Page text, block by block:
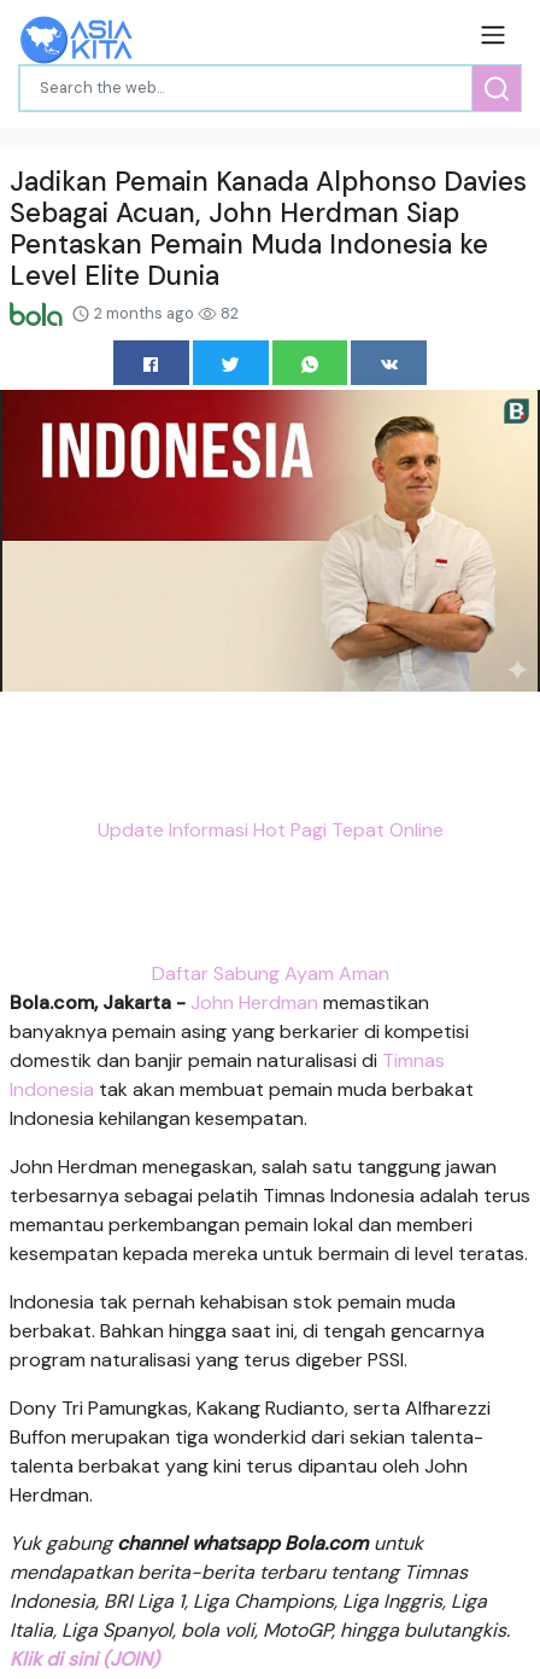
Jadikan Pemain Kanada Alphonso Davies
Sebagai Acuan, John Herdman Siap
Pentaskan Pemain Muda Indonesia ke
Level Elite Dunia
2 months ago 82
Update Informasi Hot Pagi Tepat Online
Daftar Sabung Ayam Aman
Bola.com, Jakarta - John Herdman memastikan
banyaknya pemain asing yang berkarier di kompetisi
domestik dan banjir pemain naturalisasi di Timnas
Indonesia tak akan membuat pemain muda berbakat
Indonesia kehilangan kesempatan.
John Herdman menegaskan, salah satu tanggung jawan
terbesarnya sebagai pelatih Timnas Indonesia adalah terus
memantau perkembangan pemain lokal dan memberi
kesempatan kepada mereka untuk bermain di level teratas.
Indonesia tak pernah kehabisan stok pemain muda
berbakat. Bahkan hingga saat ini, di tengah gencarnya
program naturalisasi yang terus digeber PSSI.
Dony Tri Pamungkas, Kakang Rudianto, serta Alfharezzi
Buffon merupakan tiga wonderkid dari sekian talenta-
talenta berbakat yang kini terus dipantau oleh John
Herdman.
Yuk gabungchannel whatsapp Bola.comuntuk
mendapatkan berita-berita terbaru tentang Timnas
Indonesia, BRI Liga 1, Liga Champions, Liga Inggris, Liga
Italia, Liga Spanyol, bola voli, MotoGP, hingga bulutangkis.
Klik di sini (JOIN)